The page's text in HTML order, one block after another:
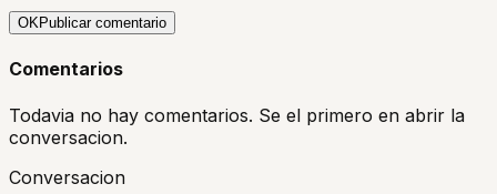
OKPublicar comentario
Comentarios
Todavia no hay comentarios. Se el primero en abrir la
conversacion.
Conversacion